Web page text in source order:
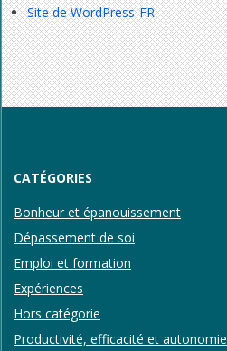
Site de WordPress-FR
CATÉGORIES
Bonheur et épanouissement
Dépassement de soi
Emploi et formation
Expériences
Hors catégorie
Productivité, efficacité et autonomie